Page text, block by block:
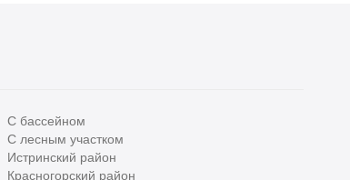
С бассейном
С лесным участком
Истринский район
Красногорский район
Все